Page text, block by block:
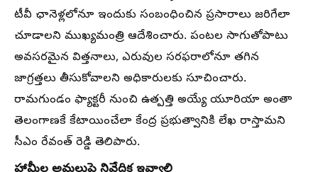
టీవీ ఛానెళ్లలోనూ ఇందుకు సంబంధించిన ప్రసారాలు జరిగేలా
చూడాలని ముఖ్యమంత్రి ఆదేశించారు. పంటల సాగుతోపాటు
అవసరమైన విత్తనాలు, ఎరువుల సరఫరాలోనూ తగిన
జాగ్రత్తలు తీసుకోవాలని అధికారులకు సూచించారు.
రామగుండం ఫ్యాక్టరీ నుంచి ఉత్పత్తి అయ్యే యూరియా అంతా
తెలంగాణకే కేటాయించేలా కేంద్ర ప్రభుత్వానికి లేఖ రాస్తామని
సీఎం రేవంత్ రెడ్డి తెలిపారు.